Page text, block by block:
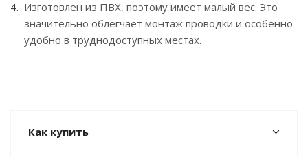
Изготовлен из ПВХ, поэтому имеет малый вес. Это
значительно облегчает монтаж проводки и особенно
удобно в труднодоступных местах.
Как купить